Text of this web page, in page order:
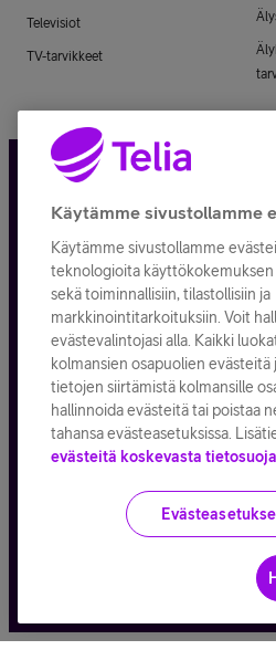
Televisiot
TV-tarvikkeet
Tietosuoja ja -turva
Tilauksen peruuttaminen
Käyttöehdot
Evästeiden käyttö
Toimitusehdot ja
Kaikki hinnat ALV25,5%
© Telia Company2026
Käytämme sivustollamme
Käytämme sivustollamme
teknologioita käyttökokemuksen
sekä toiminnallisiin, tilastollisiin ja
markkinointitarkoituksiin. Voit
evästevalintojasi alla. Kaikki
kolmansien osapuolien evästeitä
tietojen siirtämistä kolmansille
hallinnoida evästeitä tai poistaa
tahansa evästeasetuksissa.
evästeitä koskevasta